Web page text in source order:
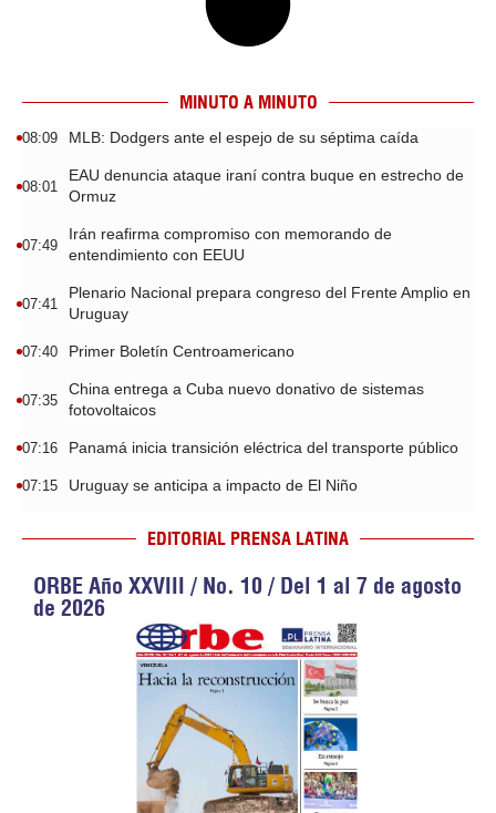
MINUTO A MINUTO
08:09 MLB: Dodgers ante el espejo de su séptima caída
08:01
EAU denuncia ataque iraní contra buque en estrecho de
Ormuz
07:49
Irán reafirma compromiso con memorando de
entendimiento con EEUU
07:41
Plenario Nacional prepara congreso del Frente Amplio en
Uruguay
07:40 Primer Boletín Centroamericano
07:35
China entrega a Cuba nuevo donativo de sistemas
fotovoltaicos
07:16 Panamá inicia transición eléctrica del transporte público
07:15 Uruguay se anticipa a impacto de El Niño
EDITORIAL PRENSA LATINA
ORBE Año XXVIII / No. 10 / Del 1 al 7 de agosto
de 2026